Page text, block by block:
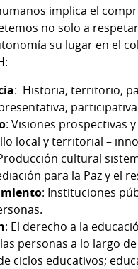
implica el
no solo a
su lugar en el
: Historia, territorio,
: Visiones prospectivas
local y territorial –
cultural
para la Paz y el
: Instituciones
: El derecho a la
personas a lo largo
ciclos educativos;